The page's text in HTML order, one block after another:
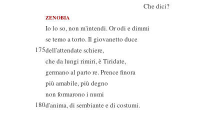
Che dici?
ZENOBIA
Io lo so, non m'intendi. Or odi e dimmi
se temo a torto. Il giovanetto duce
175dell'attendate schiere,
che da lungi rimiri, è Tiridate,
germano al parto re. Prence finora
più amabile, più degno
non formarono i numi
180d'anima, di sembiante e di costumi.